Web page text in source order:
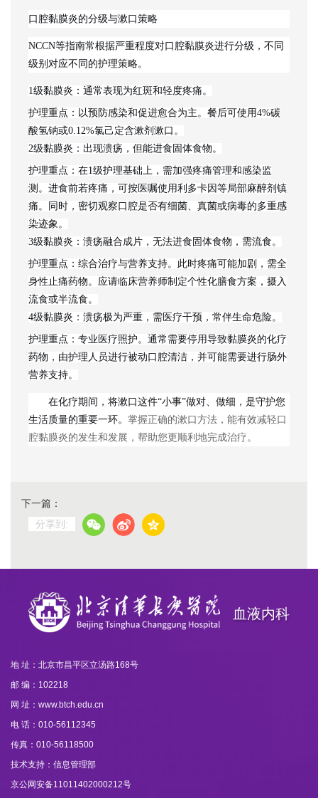
口腔黏膜炎的分级与漱口策略
NCCN等指南常根据严重程度对口腔黏膜炎进行分级，不同
级别对应不同的护理策略。
1级黏膜炎 ：通常表现为红斑和轻度疼痛。
护理重点 ：以预防感染和促进愈合为主。餐后可使用4%碳
酸氢钠或0.12%氯己定含漱剂漱口 。
2级黏膜炎 ：出现溃疡，但能进食固体食物。
护理重点 ：在1级护理基础上，需加强疼痛管理和感染监
测 。进食前若疼痛，可按医嘱使用利多卡因等局部麻醉剂镇
痛 。同时，密切观察口腔是否有细菌、真菌或病毒的多重感
染迹象 。
3级黏膜炎 ：溃疡融合成片，无法进食固体食物，需流食。
护理重点 ： 综合治疗与营养支持。此时疼痛可能加剧，需全
身性止痛药物 。应请临床营养师制定个性化膳食方案，摄入
流食或半流食 。
4级黏膜炎 ：溃疡极为严重，需医疗干预，常伴生命危险。
护理重点 ： 专业医疗照护 。通常需要停用导致黏膜炎的化疗
药物 ，由护理人员进行被动口腔清洁 ，并可能需要进行肠外
营养支持。
在化疗期间，将漱口这件“小事”做对、做细，是守护您
生活质量的重要一环。 掌握正确的漱口方法，能有效减轻口
腔黏膜炎的发生和发展，帮助您更顺利地完成治疗。
下一篇：
分享到:
血液内科
地 址：北京市昌平区立汤路168号
邮 编：102218
网 址：www.btch.edu.cn
电 话：010-56112345
传真：010-56118500
技术支持：信息管理部
京公网安备11011402000212号